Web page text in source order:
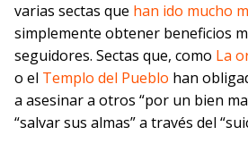
varias sectas que han ido mucho
simplemente obtener beneficios
seguidores. Sectas que, como La
o el Templo del Pueblo han
a asesinar a otros “por un bien
“salvar sus almas” a través del